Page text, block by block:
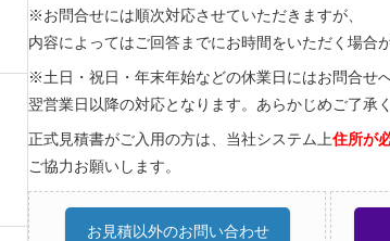
※お問合せには順次対応させていただきますが、
内容によってはご回答までにお時間をいただく場合
※土日・祝日・年末年始などの休業日にはお問合せ
翌営業日以降の対応となります。あらかじめご了承く
正式見積書がご入用の方は、当社システム上住所が
ご協力お願いします。
お見積以外のお問い合わせ